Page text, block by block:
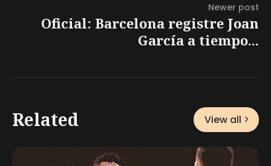
Newer post
Oficial: Barcelona registre Joan
García a tiempo...
Related View all